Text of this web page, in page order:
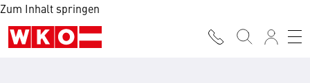
Zum Inhalt springen